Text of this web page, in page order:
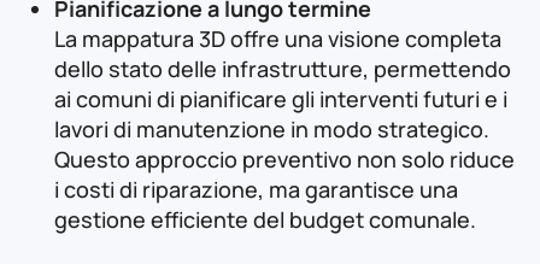
Pianificazione a lungo termine
La mappatura 3D offre una visione completa
dello stato delle infrastrutture, permettendo
ai comuni di pianificare gli interventi futuri e i
lavori di manutenzione in modo strategico.
Questo approccio preventivo non solo riduce
i costi di riparazione, ma garantisce una
gestione efficiente del budget comunale.